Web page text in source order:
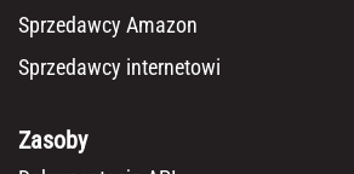
Sprzedawcy Amazon
Sprzedawcy internetowi
Zasoby